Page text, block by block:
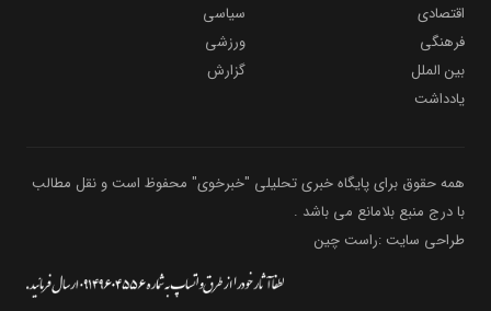
اقتصادی
سیاسی
فرهنگی
ورزشی
بین الملل
گزارش
یادداشت
همه حقوق برای پایگاه خبری تحلیلی "خبرخوی" محفوظ است و نقل مطالب
با درج منبع بلامانع می باشد .
طراحی سایت :راست چین